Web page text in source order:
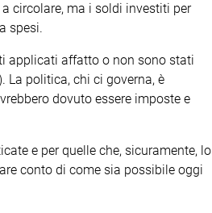
circolare, ma i soldi investiti per
spesi.
applicati affatto o non sono stati
La politica, chi ci governa, è
dovuto essere imposte e
e per quelle che, sicuramente, lo
conto di come sia possibile oggi